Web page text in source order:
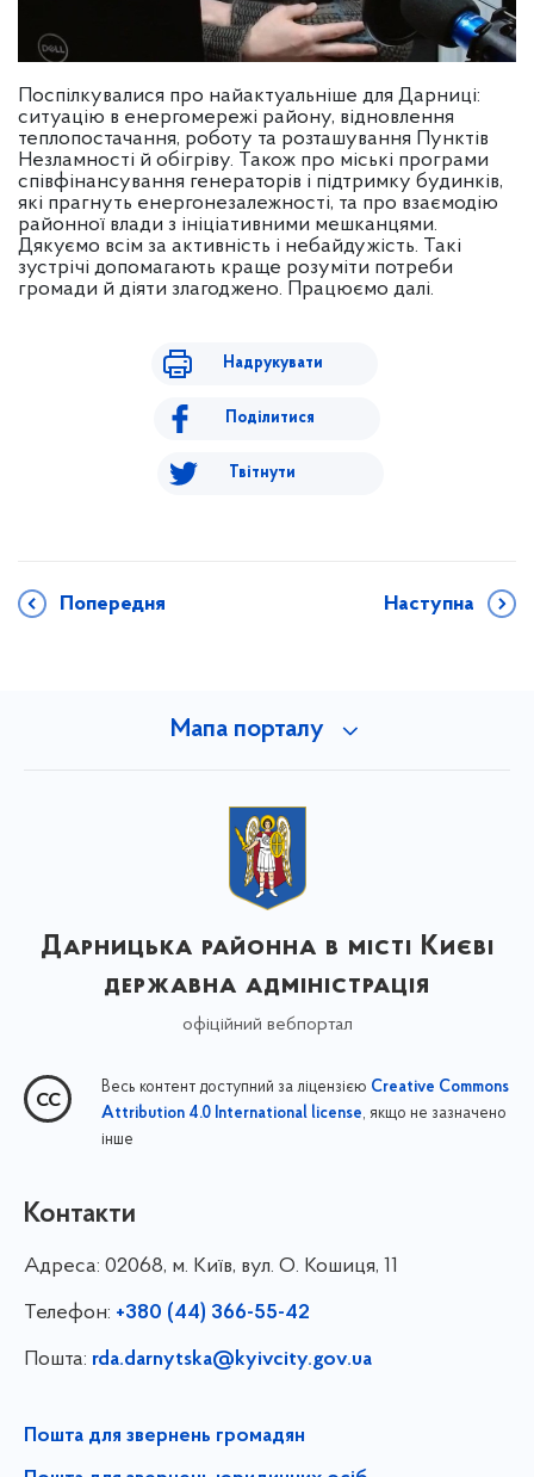
Поспілкувалися про найактуальніше для Дарниці:
ситуацію в енергомережі району, відновлення
теплопостачання, роботу та розташування Пунктів
Незламності й обігріву. Також про міські програми
співфінансування генераторів і підтримку будинків,
які прагнуть енергонезалежності, та про взаємодію
районної влади з ініціативними мешканцями.
Дякуємо всім за активність і небайдужість. Такі
зустрічі допомагають краще розуміти потреби
громади й діяти злагоджено. Працюємо далі.
Надрукувати
Поділитися
Твітнути
Попередня Наступна
Мапа порталу
Дарницька районна в місті Києві
державна адміністрація
офіційний вебпортал
Весь контент доступний за ліцензією Creative Commons
Attribution 4.0 International license, якщо не зазначено
інше
Контакти
Адреса: 02068, м. Київ, вул. О. Кошиця, 11
Телефон: +380 (44) 366-55-42
Пошта: rda.darnytska@kyivcity.gov.ua
Пошта для звернень громадян